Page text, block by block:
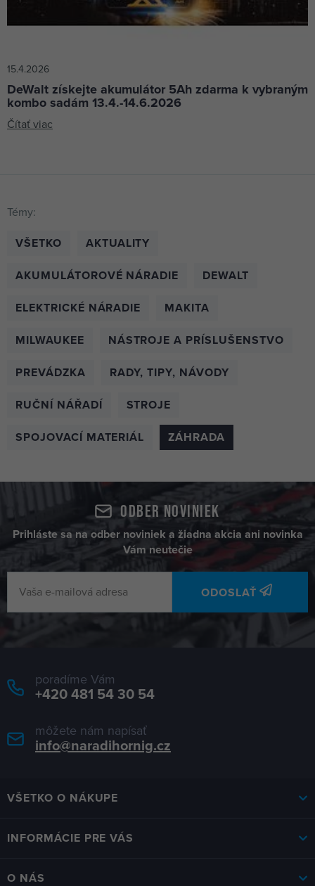
15.4.2026
DeWalt získejte akumulátor 5Ah zdarma k vybraným
kombo sadám 13.4.-14.6.2026
Čítať viac
Témy:
VŠETKO AKTUALITY
AKUMULÁTOROVÉ NÁRADIE DEWALT
ELEKTRICKÉ NÁRADIE MAKITA
MILWAUKEE NÁSTROJE A PRÍSLUŠENSTVO
PREVÁDZKA RADY, TIPY, NÁVODY
RUČNÍ NÁŘADÍ STROJE
SPOJOVACÍ MATERIÁL ZÁHRADA
Odber noviniek
Prihláste sa na odber noviniek a žiadna akcia ani novinka
Vám neutečie
ODOSLAŤ
poradíme Vám
+420 481 54 30 54
môžete nám napísať
info@naradihornig.cz
VŠETKO O NÁKUPE
INFORMÁCIE PRE VÁS
O NÁS